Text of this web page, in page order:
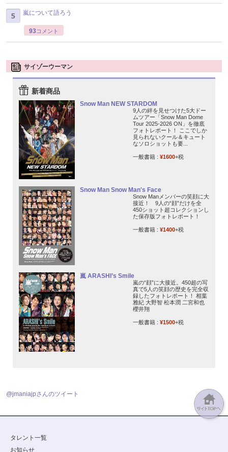
嵐について語ろう
93コメント
サイゾーウーマン
新着商品
Snow Man NEW STARDOM
9人の絆を見せつけた5大ドー
ムツアー「Snow Man Dome
Tour 2025-2026 ON」を徹底
フォトレポート！ ここでしか
見られないクール＆キュート
なソロショットも要...
一般書籍 : ¥1600+税
Snow Man Snow Man's Face
Snow Manメンバーの笑顔に大
接近！ 9人の“顔”だけを全
450ショット超コレクションし
た保存版フォトレポート！
一般書籍 : ¥1400+税
嵐 ARASHI’s Smile
嵐の“顔”に大接近。450超の写
真で5人の笑顔の歴史を完全収
録したフォトレポート！ 相葉
雅紀 大野智 松本潤 二宮和也
櫻井翔
一般書籍 : ¥1500+税
@jmaniajpさんのツイート
タレント一覧
お知らせ